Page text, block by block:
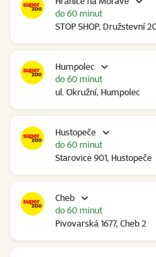
STOP SHOP, Družstevní
do 60 minut
Humpolec
ul. Okružní, Humpolec
do 60 minut
Hustopeče
Starovice 901, Hustopeče
do 60 minut
Cheb
Pivovarská 1677, Cheb 2
do 60 minut